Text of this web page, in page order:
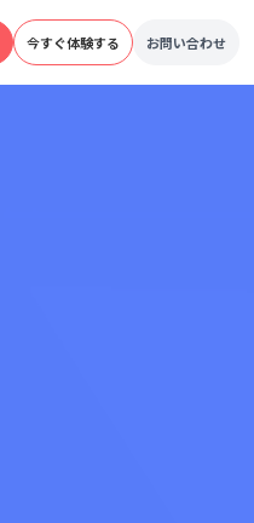
今すぐ体験する お問い合わせ